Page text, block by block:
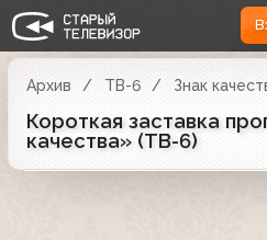
Архив ТВ-6 Знак
Короткая заставка
качества» (ТВ-6)